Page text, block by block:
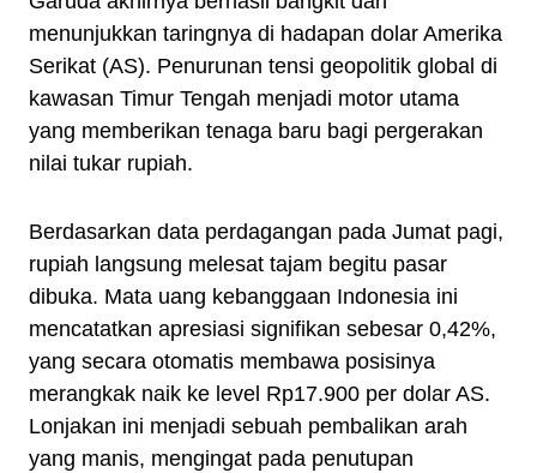
menunjukkan taringnya di hadapan dolar Amerika
Serikat (AS). Penurunan tensi geopolitik global di
kawasan Timur Tengah menjadi motor utama
yang memberikan tenaga baru bagi pergerakan
nilai tukar rupiah.
Berdasarkan data perdagangan pada Jumat pagi,
rupiah langsung melesat tajam begitu pasar
dibuka. Mata uang kebanggaan Indonesia ini
mencatatkan apresiasi signifikan sebesar 0,42%,
yang secara otomatis membawa posisinya
merangkak naik ke level Rp17.900 per dolar AS.
Lonjakan ini menjadi sebuah pembalikan arah
yang manis, mengingat pada penutupan